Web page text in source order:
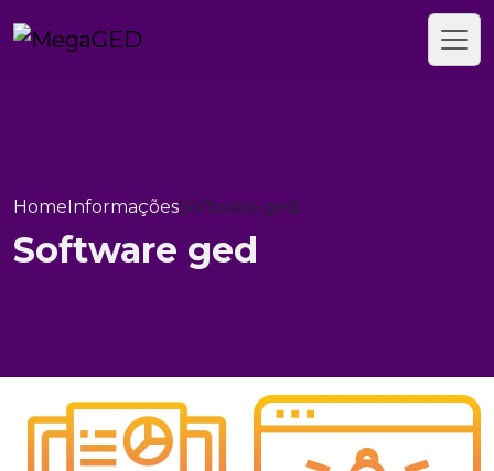
HomeInformaçõesSoftware ged
Software ged